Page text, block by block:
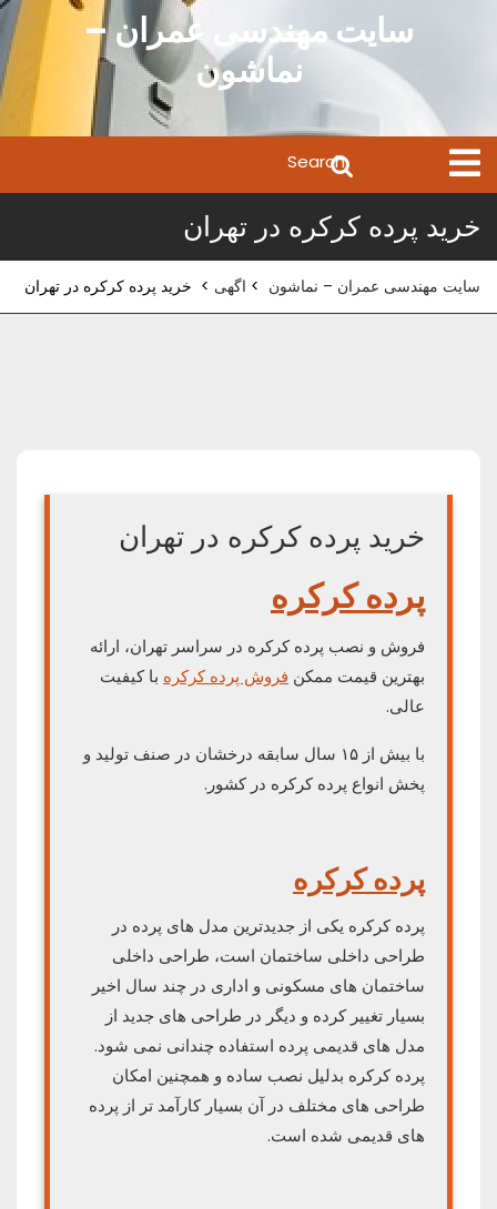
سایت مهندسی عمران –
نماشون
Open
Menu
for:
خرید پرده کرکره در تهران
سایت مهندسی عمران – نماشون > اگهی > خرید پرده کرکره در تهران
خرید پرده کرکره در تهران
پرده کرکره
فروش و نصب پرده کرکره در سراسر تهران، ارائه
بهترین قیمت ممکن فروش پرده کرکره با کیفیت
عالی.
با بیش از ۱۵ سال سابقه درخشان در صنف تولید و
پخش انواع پرده کرکره در کشور.
پرده کرکره
پرده کرکره یکی از جدیدترین مدل های پرده در
طراحی داخلی ساختمان است، طراحی داخلی
ساختمان های مسکونی و اداری در چند سال اخیر
بسیار تغییر کرده و دیگر در طراحی های جدید از
مدل های قدیمی پرده استفاده چندانی نمی شود.
پرده کرکره بدلیل نصب ساده و همچنین امکان
طراحی های مختلف در آن بسیار کارآمد تر از پرده
های قدیمی شده است.